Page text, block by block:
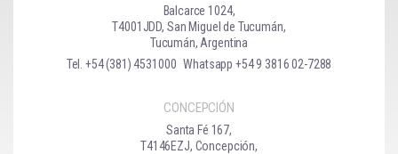
Balcarce 1024,
T4001JDD, San Miguel de Tucumán,
Tucumán, Argentina
Tel. +54 (381) 4531000 Whatsapp +54 9 3816 02-7288
CONCEPCIÓN
Santa Fé 167,
T4146EZJ, Concepción,